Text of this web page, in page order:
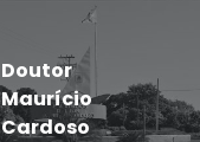
Doutor
Maurício
Cardoso